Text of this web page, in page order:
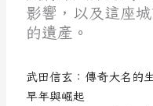
影響，以及這座
的遺產。
武田信玄：傳奇大名的
早年與崛起